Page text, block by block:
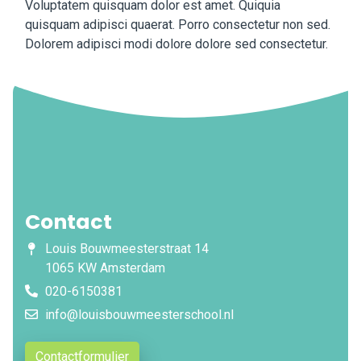
Voluptatem quisquam dolor est amet. Quiquia
quisquam adipisci quaerat. Porro consectetur non sed.
Dolorem adipisci modi dolore dolore sed consectetur.
Contact
Louis Bouwmeesterstraat 14
1065 KW Amsterdam
020-6150381
info@louisbouwmeesterschool.nl
Contactformulier